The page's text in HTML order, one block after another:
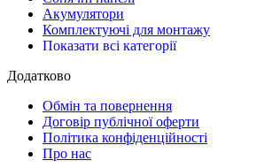
Акумулятори
Комплектуючі для монтажу
Показати всі категорії
Додатково
Обмін та повернення
Договір публічної оферти
Політика конфіденційності
Про нас